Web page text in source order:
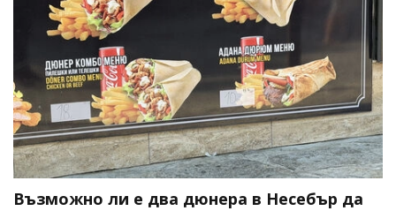
Възможно ли е два дюнера в Несебър да